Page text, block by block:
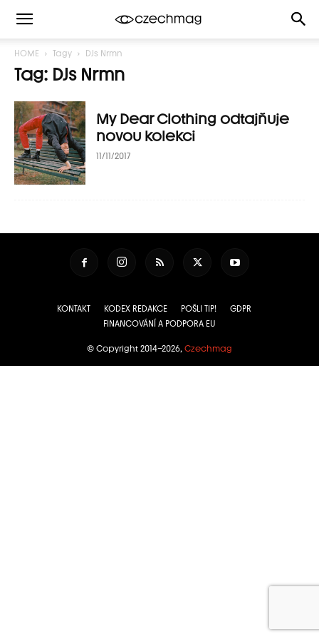
HOME Tagy DJs Nrmn
Tag: DJs Nrmn
My Dear Clothing odtajňuje
novou kolekci
11/11/2017
KONTAKT KODEX REDAKCE POŠLI TIP!
GDPR
FINANCOVÁNÍ A PODPORA EU
© Copyright 2014–2026, Czechmag